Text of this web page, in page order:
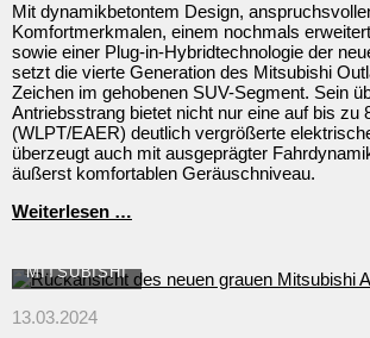
Mit dynamikbetontem Design,
Komfortmerkmalen, einem nochmals
sowie einer Plug-in-Hybridtechnologie der
setzt die vierte Generation des Mitsubishi
Zeichen im gehobenen SUV-Segment. Sein
Antriebsstrang bietet nicht nur eine auf bis zu
(WLPT/EAER) deutlich vergrößerte
überzeugt auch mit ausgeprägter
äußerst komfortablen Geräuschniveau.
Weiterlesen …
Plug-
in
MITSUBISHI
13.03.2024